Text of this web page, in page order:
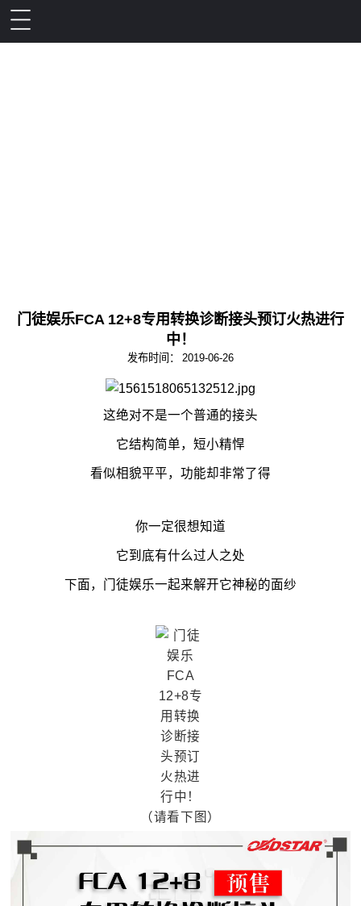
门徒娱乐FCA 12+8专用转换诊断接头预订火热进行
中！
发布时间： 2019-06-26
这绝对不是一个普通的接头
它结构简单，短小精悍
看似相貌平平，功能却非常了得
你一定很想知道
它到底有什么过人之处
下面，门徒娱乐一起来解开它神秘的面纱
（请看下图）